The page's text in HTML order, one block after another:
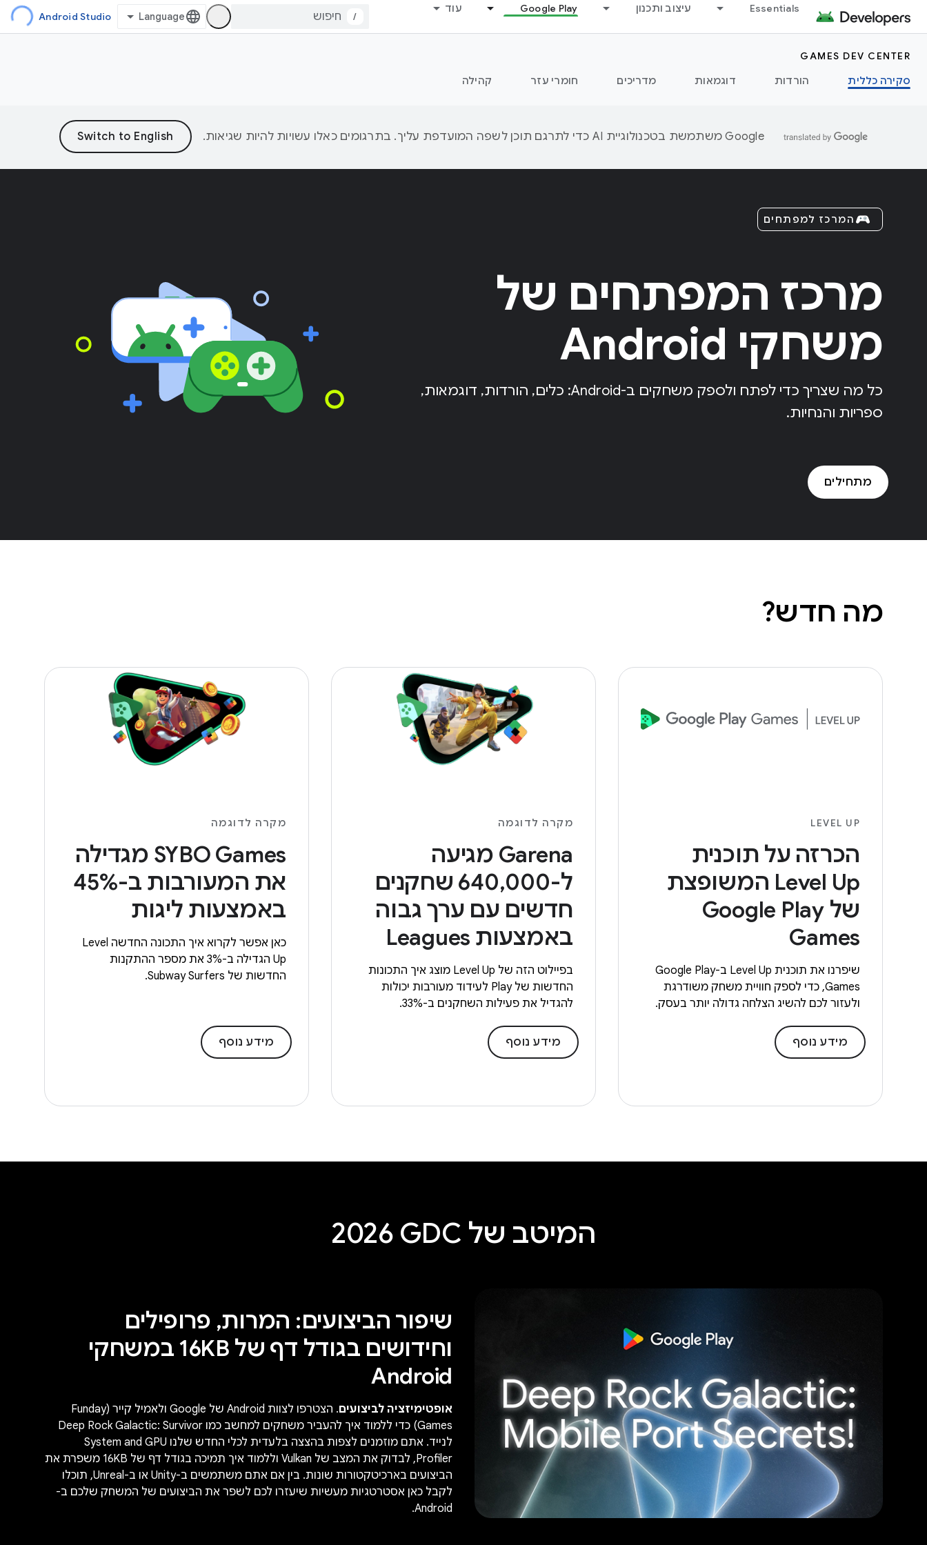
Essentials עיצוב ותכנון Google Play עוד
/
Android Studio
GAMES DEV CENTER
סקירה כללית
הורדות דוגמאות מדריכים חומרי עזר קהילה
‫Google משתמשת בטכנולוגיית AI כדי לתרגם תוכן לשפה המועדפת עליך. בתרגומים כאלו עשויות להיות שגיאות.
המרכז למפתחים
מרכז המפתחים של
משחקי Android
כל מה שצריך כדי לפתח ולספק משחקים ב-Android: כלים, הורדות, דוגמאות,
ספריות והנחיות.
מתחילים
מה חדש?
LEVEL UP
הכרזה על תוכנית
Level Up המשופצת
של Google Play
Games
שיפרנו את תוכנית Level Up ב-Google Play
Games, כדי לספק חוויית משחק משודרגת
ולעזור לכם להשיג הצלחה גדולה יותר בעסק.
מידע נוסף
מקרה לדוגמה
Garena מגיעה
ל-640,000 שחקנים
חדשים עם ערך גבוה
באמצעות Leagues
בפיילוט הזה של Level Up מוצג איך התכונות
החדשות של Play לעידוד מעורבות יכולות
להגדיל את פעילות השחקנים ב-33%.
מידע נוסף
מקרה לדוגמה
‫SYBO Games מגדילה
את המעורבות ב-45%
באמצעות ליגות
כאן אפשר לקרוא איך התכונה החדשה Level
Up הגדילה ב-3% את מספר ההתקנות
החדשות של Subway Surfers.
מידע נוסף
המיטב של GDC‏ 2026
שיפור הביצועים: המרות, פרופילים
וחידושים בגודל דף של 16KB במשחקי
Android
אופטימיזציה לביצועים
. הצטרפו לצוות Android של Google ולאמיל קייר (Funday
Games) כדי ללמוד איך להעביר משחקים למחשב כמו Deep Rock Galactic: Survivor
לנייד. אתם מוזמנים לצפות בהצצה בלעדית לכלי החדש שלנו System and GPU
Profiler, לבדוק את המצב של Vulkan וללמוד איך תמיכה בגודל דף של 16KB משפרת את
הביצועים בארכיטקטורות שונות. בין אם אתם משתמשים ב-Unity או ב-Unreal, תוכלו
לקבל כאן אסטרטגיות מעשיות שיעזרו לכם לשפר את הביצועים של המשחק שלכם ב-
Android.